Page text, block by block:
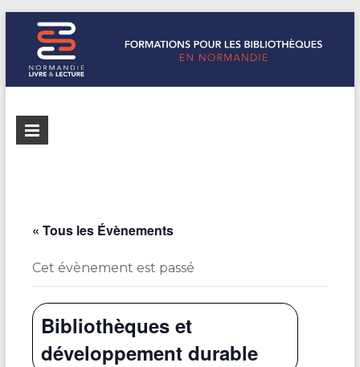
Formations
Normandie
Normandie
Livre &
bibliothèques
« Tous les Évènements
Cet évènement est passé
Bibliothèques et
développement durable